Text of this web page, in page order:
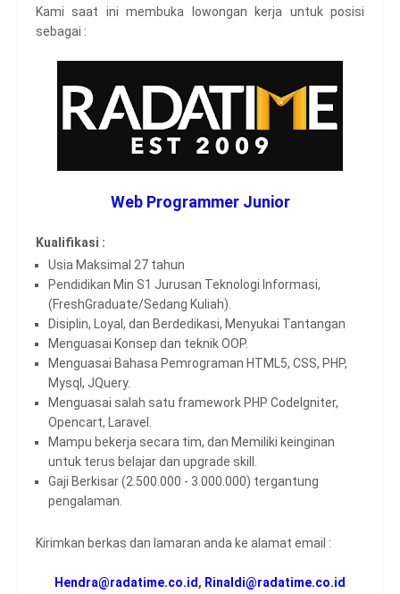
Kami saat ini membuka lowongan kerja untuk posisi
sebagai :
Web Programmer Junior
Kualifikasi :
Usia Maksimal 27 tahun
Pendidikan Min S1 Jurusan Teknologi Informasi,
(FreshGraduate/Sedang Kuliah).
Disiplin, Loyal, dan Berdedikasi, Menyukai Tantangan
Menguasai Konsep dan teknik OOP.
Menguasai Bahasa Pemrograman HTML5, CSS, PHP,
Mysql, JQuery.
Menguasai salah satu framework PHP CodeIgniter,
Opencart, Laravel.
Mampu bekerja secara tim, dan Memiliki keinginan
untuk terus belajar dan upgrade skill.
Gaji Berkisar (2.500.000 - 3.000.000) tergantung
pengalaman.
Kirimkan berkas dan lamaran anda ke alamat email :
Hendra@radatime.co.id, Rinaldi@radatime.co.id